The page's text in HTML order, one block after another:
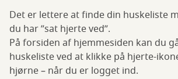
Det er lettere at finde din huskeliste
du har ”sat hjerte ved”.
På forsiden af hjemmesiden kan du
huskeliste ved at klikke på hjerte-
hjørne – når du er logget ind.